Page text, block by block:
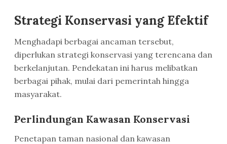
Strategi Konservasi yang Efektif
Menghadapi berbagai ancaman tersebut,
diperlukan strategi konservasi yang terencana dan
berkelanjutan. Pendekatan ini harus melibatkan
berbagai pihak, mulai dari pemerintah hingga
masyarakat.
Perlindungan Kawasan Konservasi
Penetapan taman nasional dan kawasan